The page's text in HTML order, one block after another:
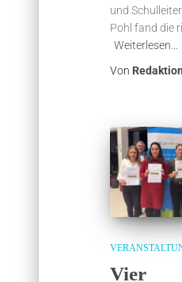
und
Pohl fand die
Weiterlesen…
Von Redaktion
Vier